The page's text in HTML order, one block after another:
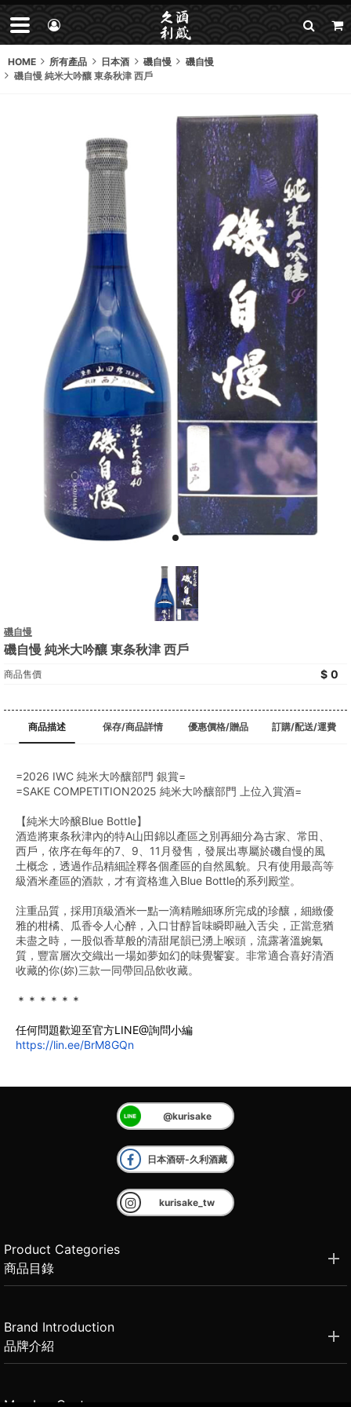
HOME 所有產品 日本酒 磯自慢
磯自慢
磯自慢 純米大吟釀 東条秋津 西戶
磯自慢
磯自慢 純米大吟釀 東条秋津 西戶
商品售價 0
商品描述 保存/商品詳情 優惠價格/贈品 訂購/配送/運費
=2026 IWC 純米大吟釀部門 銀賞=
=SAKE COMPETITION2025 純米大吟釀部門 上位入賞酒=
【純米大吟醸Blue Bottle】
酒造將東条秋津內的特A山田錦以產區之別再細分為古家、常田、
西戶，依序在每年的7、9、11月發售，發展出專屬於磯自慢的風
土概念，透過作品精細詮釋各個產區的自然風貌。只有使用最高等
級酒米產區的酒款，才有資格進入Blue Bottle的系列殿堂。
注重品質，採用頂級酒米一點一滴精雕細琢所完成的珍釀，細緻優
雅的柑橘、瓜香令人心醉，入口甘醇旨味瞬即融入舌尖，正當意猶
未盡之時，一股似香草般的清甜尾韻已湧上喉頭，流露著溫婉氣
質，豐富層次交織出一場如夢如幻的味覺饗宴。非常適合喜好清酒
收藏的你(妳)三款一同帶回品飲收藏。
＊＊＊＊＊＊
任何問題歡迎至官方LINE@詢問小編
https://lin.ee/BrM8GQn
@kurisake
日本酒研-久利酒藏
kurisake_tw
Product Categories
商品目錄
Brand Introduction
品牌介紹